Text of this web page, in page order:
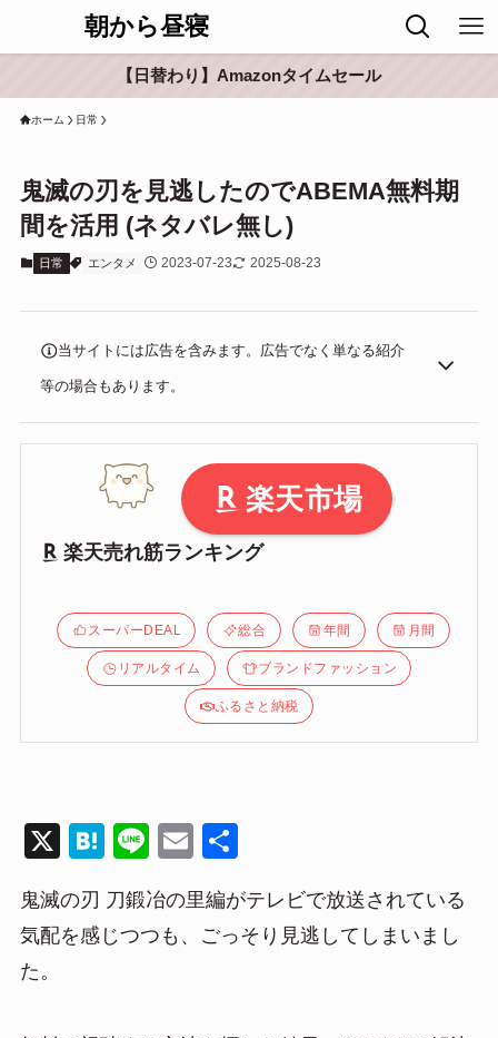
朝から昼寝
【日替わり】Amazonタイムセール
ホーム 日常
鬼滅の刃を見逃したのでABEMA無料期
間を活用 (ネタバレ無し)
日常 エンタメ 2023-07-23 2025-08-23
当サイトには広告を含みます。広告でなく単なる紹介
等の場合もあります。
楽天市場
楽天売れ筋ランキング
スーパーDEAL 総合 年間 月間
リアルタイム ブランドファッション
ふるさと納税
X
H
e
n
Li
e
E
ail
鬼滅の刃 刀鍛冶の里編がテレビで放送されている
気配を感じつつも、ごっそり見逃してしまいまし
た。